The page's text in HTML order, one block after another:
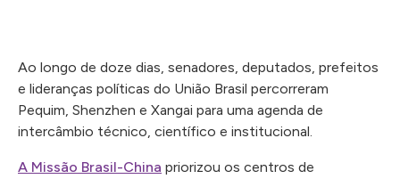
Ao longo de doze dias, senadores, deputados, prefeitos
e lideranças políticas do União Brasil percorreram
Pequim, Shenzhen e Xangai para uma agenda de
intercâmbio técnico, científico e institucional.
A Missão Brasil-China priorizou os centros de